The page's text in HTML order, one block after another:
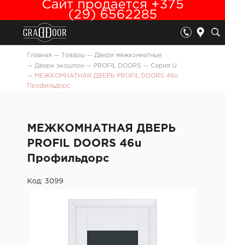
Сайт продается +375
(29) 6562285
Главная — Товары — Двери межкомнатные
— Двери экошпон — PROFIL DOORS — Серия U
—
МЕЖКОМНАТНАЯ ДВЕРЬ PROFIL DOORS 46u
Профильдорс
МЕЖКОМНАТНАЯ ДВЕРЬ
PROFIL DOORS 46u
Профильдорс
Код: 3099